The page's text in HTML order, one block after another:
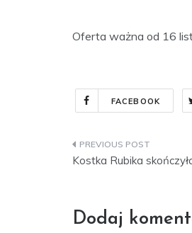
Oferta ważna od 16
FACEBOOK
Nawigacja
Kostka Rubika
Dodaj